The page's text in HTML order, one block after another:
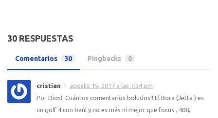
30 RESPUESTAS
Comentarios 30 Pingbacks 0
cristian
agosto 15, 2017 a las 7:54 pm
Por Dios!! Cuántos comentarios boludos!! El Bora (Jetta ) es
un golf 4 con baúl y no es más ni mejor que focus , 408,